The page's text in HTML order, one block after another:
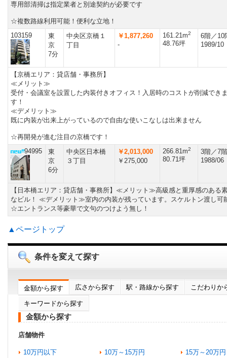
専用部清掃は指定業者と別途契約が必要です
☆複数路線利用可能！便利な立地！
103159
東
京
7分
中央区京橋１
丁目
￥1,877,260
-
161.21m2
48.76坪
6階／10
1989/10
【京橋エリア：貸店舗・事務所】
≪メリット≫
受付・会議室を設置した内装付きオフィス！入居時のコストが削減でき
す！
≪デメリット≫
既に内装が出来上がっているので自由な使いこなしは出来ません
☆再開発が進む注目の京橋です！
94995
東
京
6分
中央区日本橋
３丁目
￥2,013,000
￥275,000
266.81m2
80.71坪
3階／7
1988/06
【日本橋エリア：貸店舗・事務所】≪メリット≫高級感と重厚感のある
なビル！ ≪デメリット≫室内の内装が残っています。スケルトン渡し可
☆エントランス等豪華で文句のつけよう無し！
▲ページトップ
条件を変えて探す
金額から探す 広さから探す 駅・路線から探す こだわりか
キーワードから探す
金額から探す
店舗物件
10万円以下 10万～15万円
15万～20万円